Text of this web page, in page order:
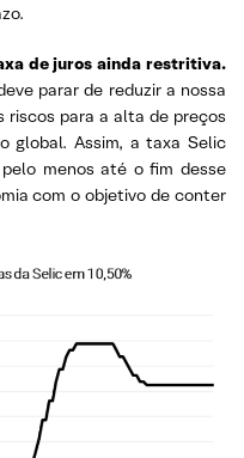
de juros ainda restritiva.
parar de reduzir a nossa
riscos para a alta de preços
global. Assim, a taxa Selic
menos até o fim desse
com o objetivo de conter